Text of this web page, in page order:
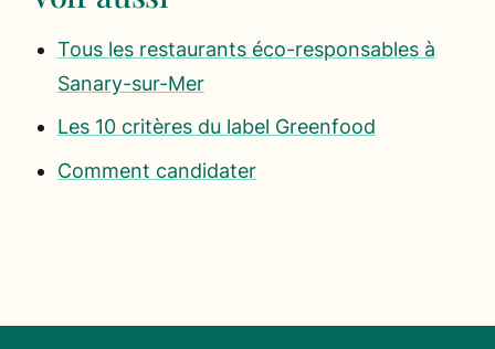
Tous les restaurants éco-responsables à
Sanary-sur-Mer
Les 10 critères du label Greenfood
Comment candidater